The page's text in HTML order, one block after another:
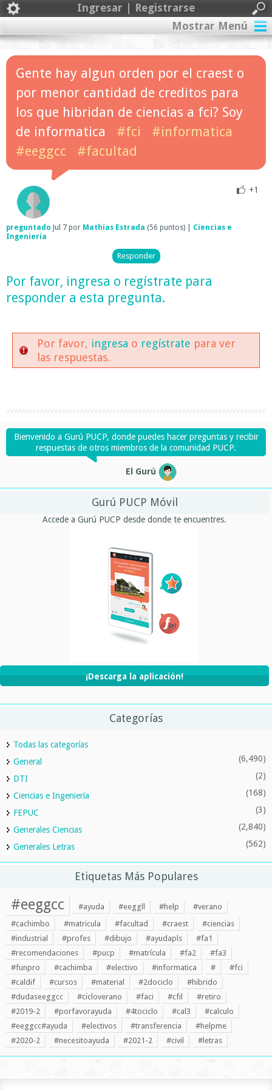
Ingresar | Registrarse
Mostrar Menú
Gente hay algun orden por el craest o
por menor cantidad de creditos para
los que hibridan de ciencias a fci? Soy
de informatica
#fci
#informatica
#eeggcc
#facultad
+1
preguntado Jul 7 por Mathías Estrada (56 puntos)
Ciencias e
Ingeniería
Por favor, ingresa o regístrate para
responder a esta pregunta.
Por favor, ingresa o regístrate para ver
las respuestas.
Bienvenido a Gurú PUCP, donde puedes hacer preguntas y recibir
respuestas de otros miembros de la comunidad PUCP.
El Gurú
Gurú PUCP Móvil
Accede a Gurú PUCP desde donde te encuentres.
¡Descarga la aplicación!
Categorías
Todas las categorías
General
(6,490)
DTI (2)
Ciencias e Ingeniería (168)
FEPUC (3)
Generales Ciencias (2,840)
Generales Letras (562)
Etiquetas Más Populares
#eeggcc #ayuda #eeggll #help
#verano
#cachimbo
#matricula #facultad #craest
#ciencias
#industrial
#profes #dibujo #ayudapls
#fa1
#recomendaciones
#pucp #matrícula #fa2
#fa3
#funpro
#cachimba #electivo #informatica #
#fci
#caldif
#cursos #material #2dociclo
#hibrido
#dudaseeggcc
#cicloverano #faci #cfil
#retiro
#2019-2
#porfavorayuda #4tociclo #cal3
#calculo
#eeggcc#ayuda
#electivos #transferencia
#helpme
#2020-2
#necesitoayuda #2021-2 #civil #letras